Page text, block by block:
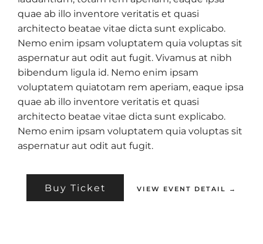
quae ab illo inventore veritatis et quasi
architecto beatae vitae dicta sunt explicabo.
Nemo enim ipsam voluptatem quia voluptas sit
aspernatur aut odit aut fugit. Vivamus at nibh
bibendum ligula id. Nemo enim ipsam
voluptatem quiatotam rem aperiam, eaque ipsa
quae ab illo inventore veritatis et quasi
architecto beatae vitae dicta sunt explicabo.
Nemo enim ipsam voluptatem quia voluptas sit
aspernatur aut odit aut fugit.
Buy Ticket VIEW EVENT DETAIL →